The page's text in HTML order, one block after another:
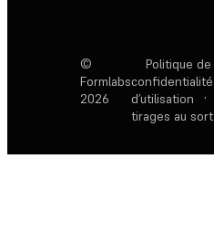
©
Formlabs
2026
Politique de
confidentialité
d’utilisation
·
tirages au sort